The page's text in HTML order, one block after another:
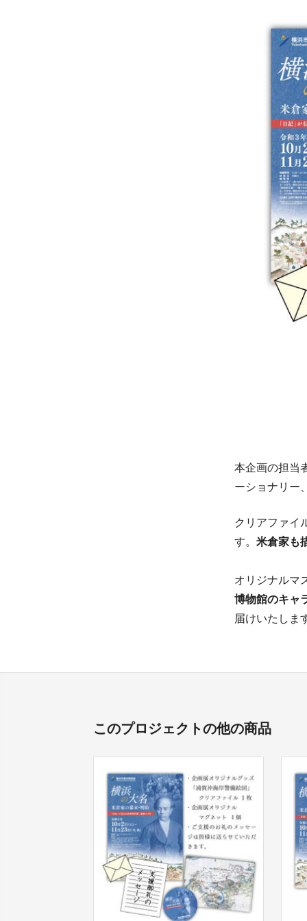
本企画の担当
ーショナリー
クリアファイ
す。 米倉家も
オリジナルマ
博物館のキャ
届けいたしま
このプロジェクトの他の商品